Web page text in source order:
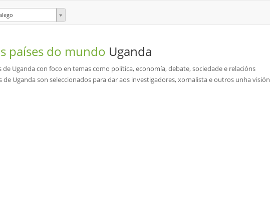
países do mundo Uganda
Uganda con foco en temas como política, economía, debate, sociedade e relacións
Uganda son seleccionados para dar aos investigadores, xornalista e outros unha visión